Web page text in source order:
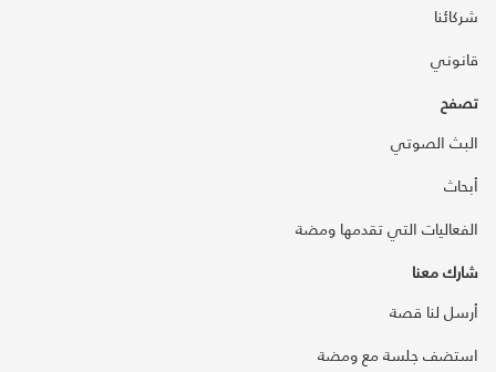
شركائنا
قانوني
تصفح
البث الصوتي
أبحاث
الفعاليات التي تقدمها ومضة
شارك معنا
أرسل لنا قصة
استضف جلسة مع ومضة